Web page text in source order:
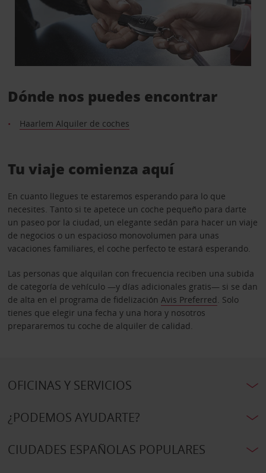
Dónde nos puedes encontrar
Haarlem Alquiler de coches
Tu viaje comienza aquí
En cuanto llegues te estaremos esperando para lo que
necesites. Tanto si te apetece un coche pequeño para darte
un paseo por la ciudad, un elegante sedán para hacer un viaje
de negocios o un espacioso monovolumen para unas
vacaciones familiares, el coche perfecto te estará esperando.
Las personas que alquilan con frecuencia reciben una subida
de categoría de vehículo —y días adicionales gratis— si se dan
de alta en el programa de fidelización Avis Preferred. Solo
tienes que elegir una fecha y una hora y nosotros
prepararemos tu coche de alquiler de calidad.
OFICINAS Y SERVICIOS
¿PODEMOS AYUDARTE?
CIUDADES ESPAÑOLAS POPULARES